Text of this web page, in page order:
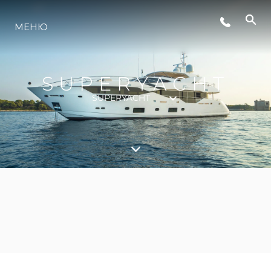
LIFESTYLE
ИННОВАЦИИ
КОМПАНИЯ
КОМАНДА
МЕНЮ
SUPERYACHT
SUPERYACHT